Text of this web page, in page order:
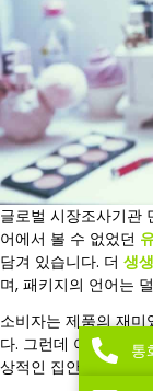
글로벌 시장조사기관
어에서 볼 수 없었던
담겨 있습니다. 더 생
며, 패키지의 언어는
소비자는 제품의 재
다. 그런데 여기서 말
상적인 집안일을 재미
통